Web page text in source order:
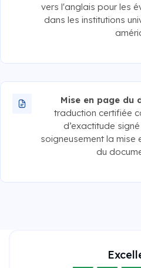
vers l'anglais pour les
dans les institutions
Mise en page du
traduction certifiée
d’exactitude
soigneusement la
du